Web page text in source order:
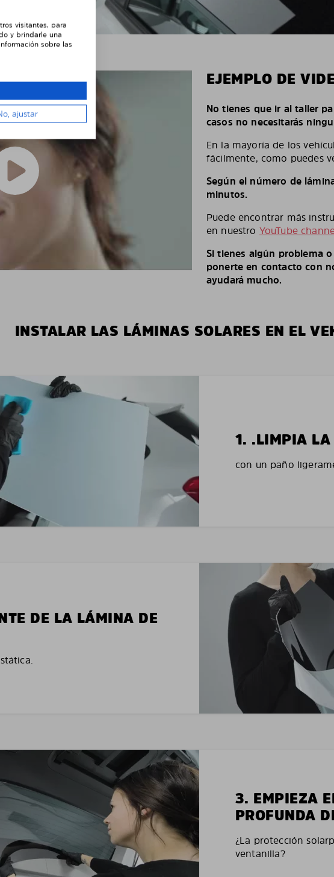
EJEMPLO DE
No tienes que ir al taller
casos no necesitarás
En la mayoría de los
fácilmente, como puedes
Según el número de
minutos.
Puede encontrar más
en nuestro YouTube
Si tienes algún problema
ponerte en contacto con
ayudará mucho.
INSTALAR LAS LÁMINAS SOLARES EN EL
1. .LIMPIA LA
con un paño
DE LA LÁMINA DE
3. EMPIEZA
PROFUNDA
¿La protección
ventanilla?
visitantes, para
y brindarle una
sobre las
ajustar